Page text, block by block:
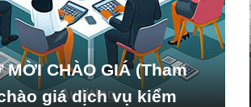
MỜI CHÀO GIÁ (Tham
giá dịch vụ kiểm